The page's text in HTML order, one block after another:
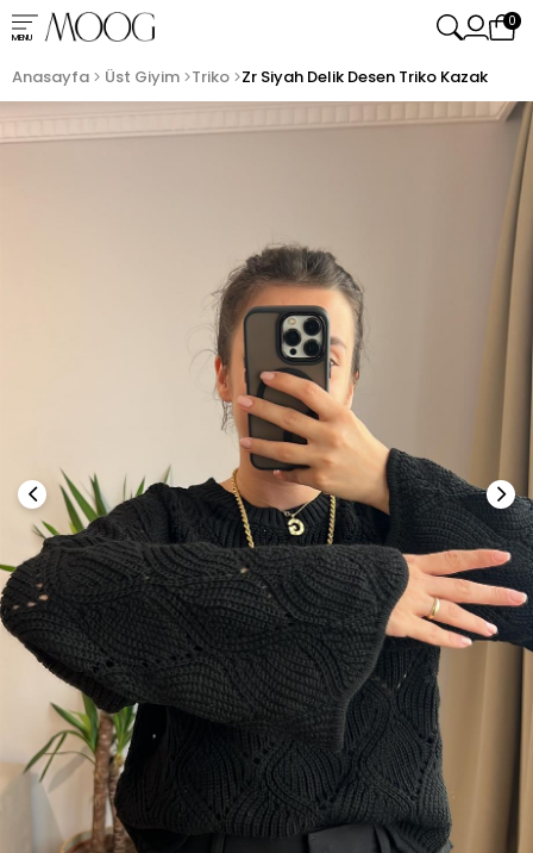
MENU
0
Anasayfa Üst Giyim Triko Zr Siyah Delik Desen Triko Kazak